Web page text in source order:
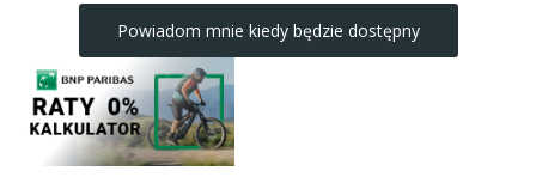
Powiadom mnie kiedy będzie dostępny